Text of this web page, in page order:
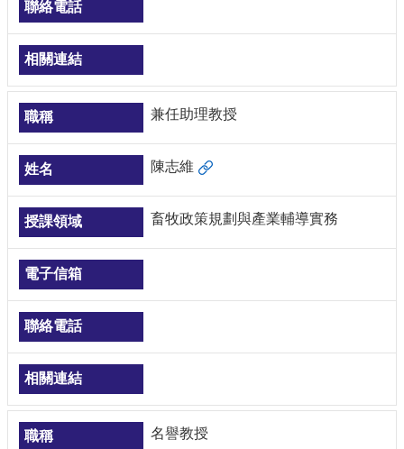
兼任助理教授
陳志維
畜牧政策規劃與產業輔導實務
名譽教授